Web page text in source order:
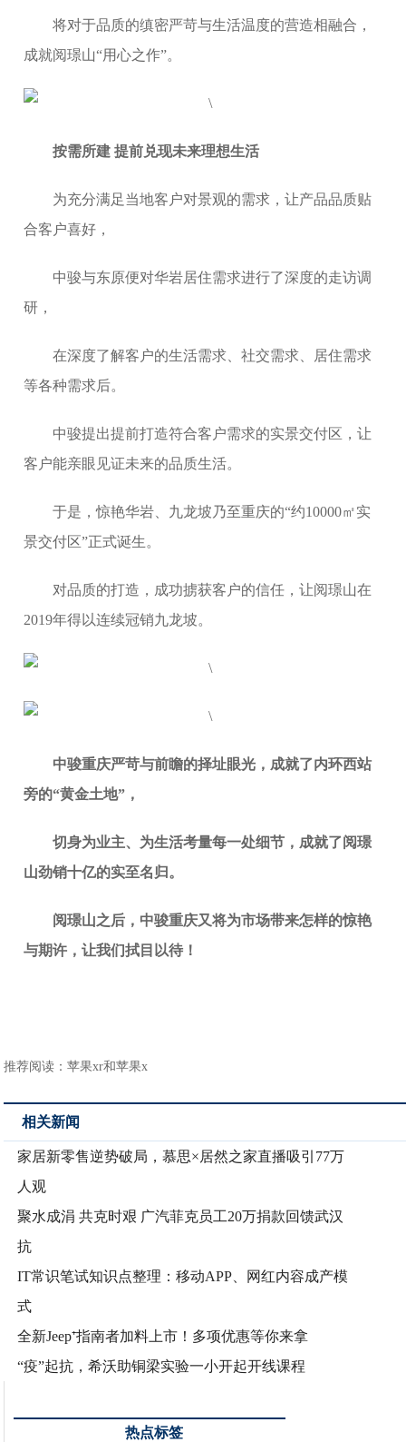
将对于品质的缜密严苛与生活温度的营造相融合，
成就阅璟山“用心之作”。
按需所建 提前兑现未来理想生活
为充分满足当地客户对景观的需求，让产品品质贴
合客户喜好，
中骏与东原便对华岩居住需求进行了深度的走访调
研，
在深度了解客户的生活需求、社交需求、居住需求
等各种需求后。
中骏提出提前打造符合客户需求的实景交付区，让
客户能亲眼见证未来的品质生活。
于是，惊艳华岩、九龙坡乃至重庆的“约10000㎡实
景交付区”正式诞生。
对品质的打造，成功掳获客户的信任，让阅璟山在
2019年得以连续冠销九龙坡。
中骏重庆严苛与前瞻的择址眼光，成就了内环西站
旁的“黄金土地”，
切身为业主、为生活考量每一处细节，成就了阅璟
山劲销十亿的实至名归。
阅璟山之后，中骏重庆又将为市场带来怎样的惊艳
与期许，让我们拭目以待！
推荐阅读：苹果xr和苹果x
相关新闻
家居新零售逆势破局，慕思×居然之家直播吸引77万
人观
聚水成涓 共克时艰 广汽菲克员工20万捐款回馈武汉
抗
IT常识笔试知识点整理：移动APP、网红内容成产模
式
全新Jeep⁺指南者加料上市！多项优惠等你来拿
“疫”起抗，希沃助铜梁实验一小开起开线课程
热点标签